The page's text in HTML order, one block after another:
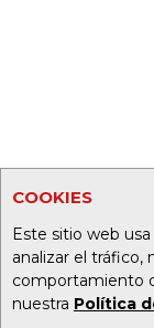
COOKIES
Este sitio web
analizar el tráfico,
comportamiento
nuestra Política